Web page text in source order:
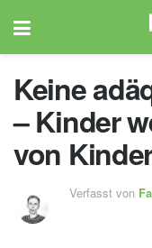
Keine
– Kinder
von
Verfasst von